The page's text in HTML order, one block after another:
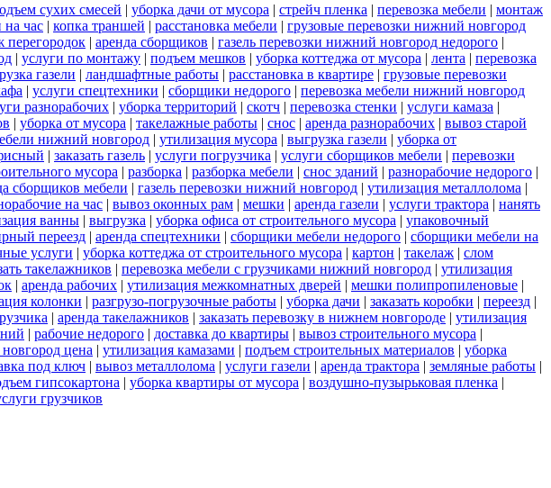
сухих смесей | уборка дачи от мусора | стрейч пленка | перевозка мебели | монтаж
на час | копка траншей | расстановка мебели | грузовые перевозки нижний новгород
перегородок | аренда сборщиков | газель перевозки нижний новгород недорого |
| услуги по монтажу | подъем мешков | уборка коттеджа от мусора | лента | перевозка
газели | ландшафтные работы | расстановка в квартире | грузовые перевозки
| услуги спецтехники | сборщики недорого | перевозка мебели нижний новгород
разнорабочих | уборка территорий | скотч | перевозка стенки | услуги камаза |
| уборка от мусора | такелажные работы | снос | аренда разнорабочих | вывоз старой
нижний новгород | утилизация мусора | выгрузка газели | уборка от
| заказать газель | услуги погрузчика | услуги сборщиков мебели | перевозки
мусора | разборка | разборка мебели | снос зданий | разнорабочие недорого |
сборщиков мебели | газель перевозки нижний новгород | утилизация металлолома |
на час | вывоз оконных рам | мешки | аренда газели | услуги трактора | нанять
ванны | выгрузка | уборка офиса от строительного мусора | упаковочный
переезд | аренда спецтехники | сборщики мебели недорого | сборщики мебели на
услуги | уборка коттеджа от строительного мусора | картон | такелаж | слом
такелажников | перевозка мебели с грузчиками нижний новгород | утилизация
| аренда рабочих | утилизация межкомнатных дверей | мешки полипропиленовые |
колонки | разгрузо-погрузочные работы | уборка дачи | заказать коробки | переезд |
| аренда такелажников | заказать перевозку в нижнем новгороде | утилизация
| рабочие недорого | доставка до квартиры | вывоз строительного мусора |
цена | утилизация камазами | подъем строительных материалов | уборка
под ключ | вывоз металлолома | услуги газели | аренда трактора | земляные работы |
гипсокартона | уборка квартиры от мусора | воздушно-пузырьковая пленка |
грузчиков